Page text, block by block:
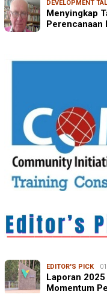
DEVELOPMENT
Menyingkap
Perencanaan
EDITOR'S PICK
Laporan
Momentum